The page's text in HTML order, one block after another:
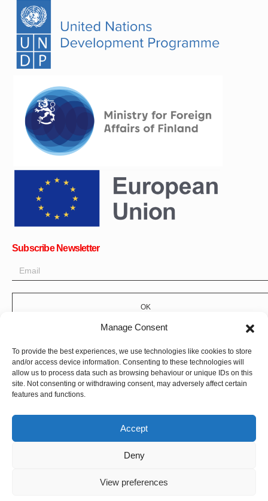
Manage Consent
To provide the best experiences, we use technologies like cookies to store
and/or access device information. Consenting to these technologies will
allow us to process data such as browsing behaviour or unique IDs on this
site. Not consenting or withdrawing consent, may adversely affect certain
features and functions.
Accept
Deny
View preferences
Subscribe Newsletter
OK
Get all the latest information on news, events and updates. Sign
Donate Now
CPI-GENEVA. © 2023. All Rights Reserved |